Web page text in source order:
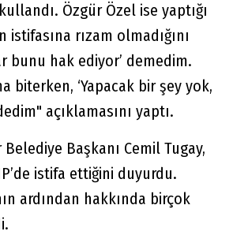
Özgür Özel ise yaptığı
istifasına rızam olmadığını
bunu hak ediyor’ demedim.
biterken, ‘Yapacak bir şey yok,
açıklamasını yaptı.
Başkanı Cemil Tugay,
istifa ettiğini duyurdu.
ardından hakkında birçok